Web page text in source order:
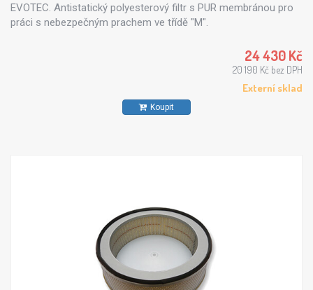
EVOTEC. Antistatický polyesterový filtr s PUR membránou pro
práci s nebezpečným prachem ve třídě "M".
24 430 Kč
20 190 Kč bez DPH
Externí sklad
Koupit